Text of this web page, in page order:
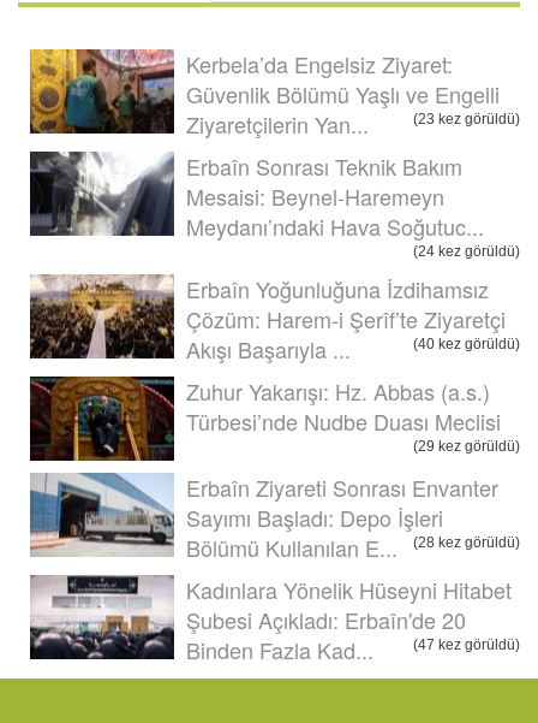
Kerbela’da Engelsiz Ziyaret:
Güvenlik Bölümü Yaşlı ve Engelli
Ziyaretçilerin Yan...
(23 kez görüldü)
Erbaîn Sonrası Teknik Bakım
Mesaisi: Beynel-Haremeyn
Meydanı’ndaki Hava Soğutuc...
(24 kez görüldü)
Erbaîn Yoğunluğuna İzdihamsız
Çözüm: Harem-i Şerîf’te Ziyaretçi
Akışı Başarıyla ...
(40 kez görüldü)
Zuhur Yakarışı: Hz. Abbas (a.s.)
Türbesi’nde Nudbe Duası Meclisi
(29 kez görüldü)
Erbaîn Ziyareti Sonrası Envanter
Sayımı Başladı: Depo İşleri
Bölümü Kullanılan E...
(28 kez görüldü)
Kadınlara Yönelik Hüseyni Hitabet
Şubesi Açıkladı: Erbaîn'de 20
Binden Fazla Kad...
(47 kez görüldü)